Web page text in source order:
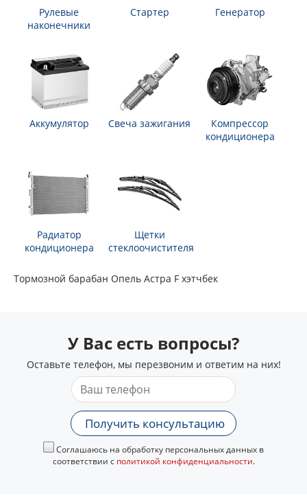
Рулевые
наконечники
Стартер Генератор
Аккумулятор Свеча зажигания
Компрессор
кондиционера
Радиатор
кондиционера
Щетки
стеклоочистителя
Тормозной барабан Опель Астра F хэтчбек
У Вас есть вопросы?
Оставьте телефон, мы перезвоним и ответим на них!
Получить консультацию
Соглашаюсь на обработку персональных данных в
соответствии с политикой конфиденциальности.